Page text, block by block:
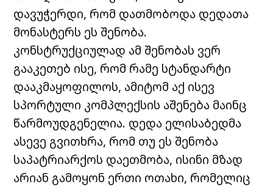
დავუჭერდი, რომ დათმობოდა დედათა
მონასტერს ეს შენობა.
კონსტრუქციულად ამ შენობას ვერ
გააკეთებ ისე, რომ რამე სტანდარტი
დააკმაყოფილოს, ამიტომ აქ ისევ
სპორტული კომპლექსის აშენება მაინც
წარმოუდგენელია. დედა ელისაბედმა
ასევე გვითხრა, რომ თუ ეს შენობა
საპატრიარქოს დაეთმობა, ისინი მზად
არიან გამოყონ ერთი ოთახი, რომელიც